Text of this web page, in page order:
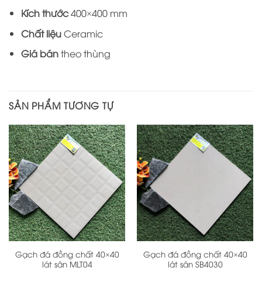
Kích thước400×400 mm
Chất liệuCeramic
Giá bántheo thùng
SẢN PHẨM TƯƠNG TỰ
Gạch đá đồng chất 40×40
lát sân MLT04
Gạch đá đồng chất 40×40
lát sân SB4030